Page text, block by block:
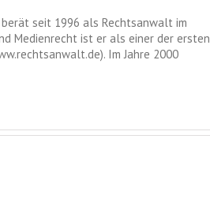
seit 1996 als Rechtsanwalt im
Medienrecht ist er als einer der ersten
Im Jahre 2000